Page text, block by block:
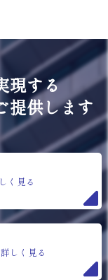
現する
提供します
く見る
しく見る